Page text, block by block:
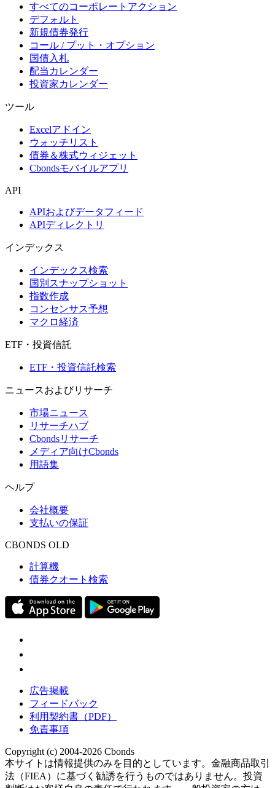
すべてのコーポレートアクション
デフォルト
新規債券発行
コール / プット・オプション
国債入札
配当カレンダー
投資家カレンダー
ツール
Excelアドイン
ウォッチリスト
債券＆株式ウィジェット
Cbondsモバイルアプリ
API
APIおよびデータフィード
APIディレクトリ
インデックス
インデックス検索
国別スナップショット
指数作成
コンセンサス予想
マクロ経済
ETF・投資信託
ETF・投資信託検索
ニュースおよびリサーチ
市場ニュース
リサーチハブ
Cbondsリサーチ
メディア向けCbonds
用語集
ヘルプ
会社概要
支払いの保証
CBONDS OLD
計算機
債券クオート検索
広告掲載
フィードバック
利用契約書（PDF）
免責事項
Copyright (c) 2004-2026 Cbonds
本サイトは情報提供のみを目的としています。金融商品取引
法（FIEA）に基づく勧誘を行うものではありません。投資